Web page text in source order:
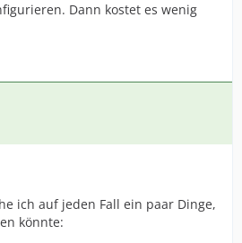
Dann kostet es wenig
ich auf jeden Fall ein paar Dinge,
könnte: